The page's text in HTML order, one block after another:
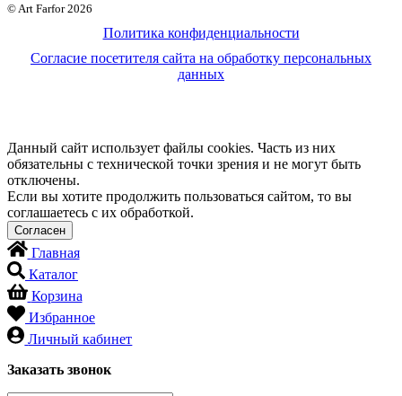
© Art Farfor 2026
Политика конфиденциальности
Согласие посетителя сайта на обработку персональных
данных
Данный сайт использует файлы cookies. Часть из них
обязательны с технической точки зрения и не могут быть
отключены.
Если вы хотите продолжить пользоваться сайтом, то вы
соглашаетесь с их обработкой.
Главная
Каталог
Корзина
Избранное
Личный кабинет
Заказать звонок